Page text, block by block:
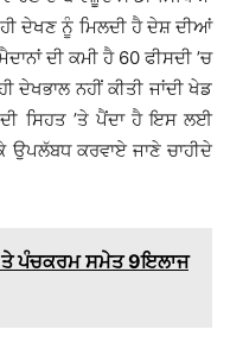
ਦੇਖਣ ਨੂੰ ਮਿਲਦੀ ਹੈ ਦੇਸ਼ ਦੀਆਂ
ਦੀ ਕਮੀ ਹੈ 60 ਫੀਸਦੀ ’ਚ
ਦੇਖਭਾਲ ਨਹੀਂ ਕੀਤੀ ਜਾਂਦੀ ਖੇਡ
ਦੀ ਸਿਹਤ ’ਤੇ ਪੈਂਦਾ ਹੈ ਇਸ ਲਈ
ਕਰਵਾਏ ਜਾਣੇ ਚਾਹੀਦੇ
ਤੇ ਪੰਚਕਰਮ ਸਮੇਤ 9ਇਲਾਜ